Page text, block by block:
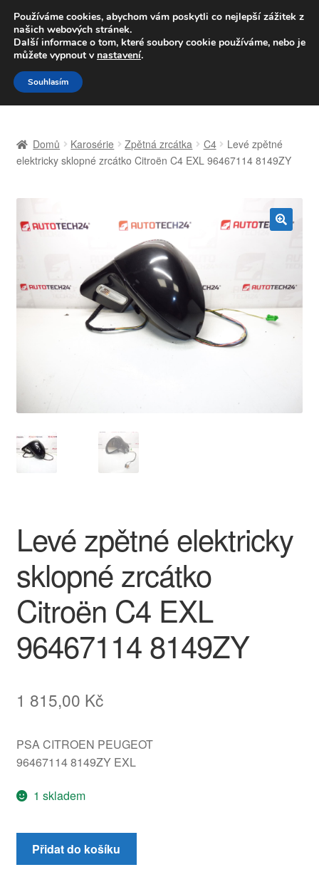
DOPRAVA od 139,-Kč
Volejte po-pá 9-16 704 494 494
Přeskočit
na
navigaci
Přejít
k
obsahu
Celosvětová doprava
Kontakt
Můj účet
Obchodní podmínky
Platby
Reklamace
Reklamační řád
Vrakoviště Citroën
Domů Karosérie Zpětná zrcátka C4
Levé zpětné
elektricky sklopné zrcátko Citroën C4 EXL 96467114 8149ZY
Levé zpětné elektricky
sklopné zrcátko
Citroën C4 EXL
96467114 8149ZY
1 815,00 Kč
PSA CITROEN PEUGEOT
96467114 8149ZY EXL
1 skladem
Levé
zpětné
Přidat do košíku
Používáme cookies, abychom vám poskytli co nejlepší zážitek z
našich webových stránek.
Další informace o tom, které soubory cookie používáme, nebo je
můžete vypnout v nastavení.
Souhlasím